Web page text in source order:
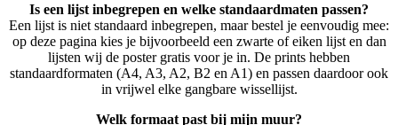
Is een lijst inbegrepen en welke standaardmaten passen?
Een lijst is niet standaard inbegrepen, maar bestel je eenvoudig mee:
op deze pagina kies je bijvoorbeeld een zwarte of eiken lijst en dan
lijsten wij de poster gratis voor je in. De prints hebben
standaardformaten (A4, A3, A2, B2 en A1) en passen daardoor ook
in vrijwel elke gangbare wissellijst.
Welk formaat past bij mijn muur?